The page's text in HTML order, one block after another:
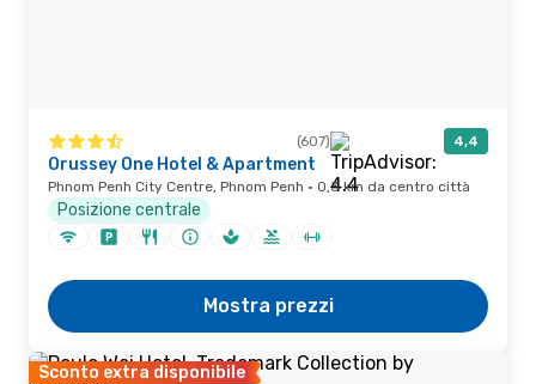
(607) 4,4
Orussey One Hotel & Apartment
Phnom Penh City Centre, Phnom Penh · 0,3 km da centro città
Posizione centrale
Mostra prezzi
Sconto extra disponibile